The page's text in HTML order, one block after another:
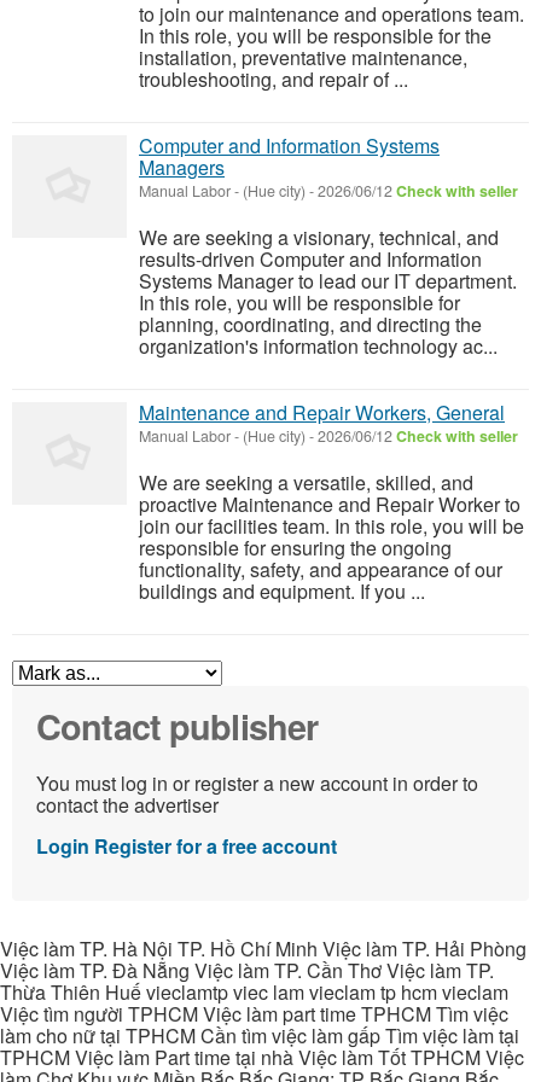
to join our maintenance and operations team.
In this role, you will be responsible for the
installation, preventative maintenance,
troubleshooting, and repair of ...
Computer and Information Systems
Managers
Manual Labor- (Hue city) -2026/06/12Check with seller
We are seeking a visionary, technical, and
results-driven Computer and Information
Systems Manager to lead our IT department.
In this role, you will be responsible for
planning, coordinating, and directing the
organization's information technology ac...
Maintenance and Repair Workers, General
Manual Labor- (Hue city) -2026/06/12Check with seller
We are seeking a versatile, skilled, and
proactive Maintenance and Repair Worker to
join our facilities team. In this role, you will be
responsible for ensuring the ongoing
functionality, safety, and appearance of our
buildings and equipment. If you ...
Contact publisher
You must log in or register a new account in order to
contact the advertiser
Login Register for a free account
Việc làm TP. Hà Nội TP. Hồ Chí Minh Việc làm TP. Hải Phòng
Việc làm TP. Đà Nẵng Việc làm TP. Cần Thơ Việc làm TP.
Thừa Thiên Huế vieclamtp viec lam vieclam tp hcm vieclam
Việc tìm người TPHCM Việc làm part time TPHCM Tìm việc
làm cho nữ tại TPHCM Cần tìm việc làm gấp Tìm việc làm tại
TPHCM Việc làm Part time tại nhà Việc làm Tốt TPHCM Việc